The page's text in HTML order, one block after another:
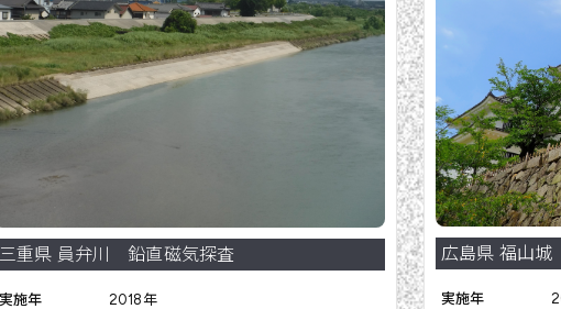
三重県 員弁川 鉛直磁気探査
実施年 2018年
広島県 福山城
実施年